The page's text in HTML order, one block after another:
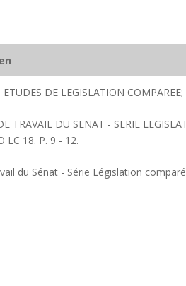
DE LEGISLATION COMPAREE;
TRAVAIL DU SENAT - SERIE
LC 18. P. 9 - 12.
du Sénat - Série Législation